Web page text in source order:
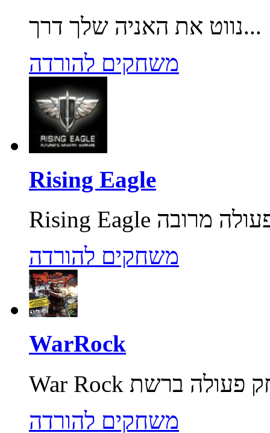
נווט את האניה שלך דרך...
משחקים להורדה
Rising Eagle
משחקים להורדה
WarRock
משחקים להורדה